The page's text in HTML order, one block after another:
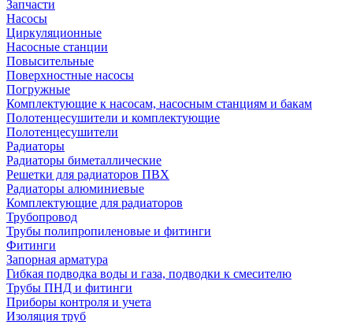
Запчасти
Насосы
Циркуляционные
Насосные станции
Повысительные
Поверхностные насосы
Погружные
Комплектующие к насосам, насосным станциям и бакам
Полотенцесушители и комплектующие
Полотенцесушители
Радиаторы
Радиаторы биметаллические
Решетки для радиаторов ПВХ
Радиаторы алюминиевые
Комплектующие для радиаторов
Трубопровод
Трубы полипропиленовые и фитинги
Фитинги
Запорная арматура
Гибкая подводка воды и газа, подводки к смесителю
Трубы ПНД и фитинги
Приборы контроля и учета
Изоляция труб